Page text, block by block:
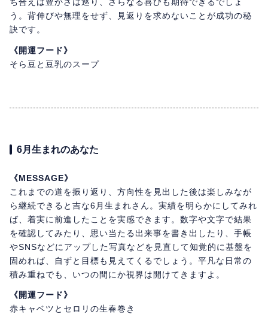
う。背伸びや無理をせず、見返りを求めないことが成功の秘
訣です。
《開運フード》
そら豆と豆乳のスープ
6月生まれのあなた
《MESSAGE》
これまでの道を振り返り、方向性を見出した後は楽しみなが
ら継続できると吉な6月生まれさん。実績を明らかにしてみれ
ば、着実に前進したことを実感できます。数字や文字で結果
を確認してみたり、思い当たる出来事を書き出したり、手帳
やSNSなどにアップした写真などを見直して知覚的に基盤を
固めれば、自ずと目標も見えてくるでしょう。平凡な日常の
積み重ねでも、いつの間にか視界は開けてきますよ。
《開運フード》
赤キャベツとセロリの生春巻き